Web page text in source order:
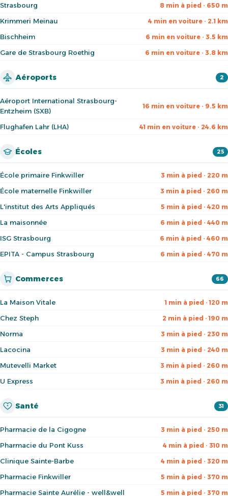
Strasbourg 8 min à pied · 650 m
Krimmeri Meinau 4 min en voiture · 2.1 km
Bischheim 6 min en voiture · 3.5 km
Gare de Strasbourg Roethig 6 min en voiture · 3.8 km
Aéroports 2
Aéroport International Strasbourg-
Entzheim (SXB)
16 min en voiture · 9.5 km
Flughafen Lahr (LHA) 41 min en voiture · 24.6 km
Écoles 25
École primaire Finkwiller 3 min à pied · 220 m
École maternelle Finkwiller 3 min à pied · 260 m
L'institut des Arts Appliqués 5 min à pied · 420 m
La maisonnée 6 min à pied · 440 m
ISG Strasbourg 6 min à pied · 460 m
EPITA - Campus Strasbourg 6 min à pied · 470 m
Commerces 66
La Maison Vitale 1 min à pied · 120 m
Chez Steph 2 min à pied · 190 m
Norma 3 min à pied · 230 m
Lacocina 3 min à pied · 240 m
Mutevelli Market 3 min à pied · 260 m
U Express 3 min à pied · 260 m
Santé 31
Pharmacie de la Cigogne 3 min à pied · 250 m
Pharmacie du Pont Kuss 4 min à pied · 310 m
Clinique Sainte-Barbe 4 min à pied · 320 m
Pharmacie Finkwiller 5 min à pied · 370 m
Pharmacie Sainte Aurélie - well&well 5 min à pied · 370 m